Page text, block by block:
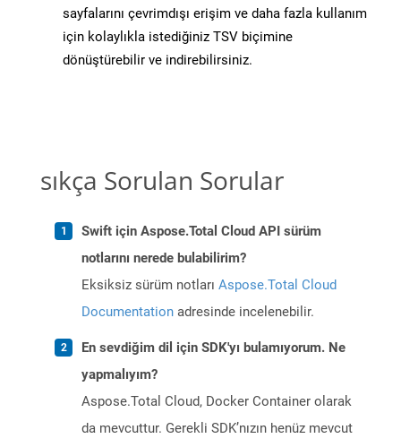
sayfalarını çevrimdışı erişim ve daha fazla kullanım
için kolaylıkla istediğiniz TSV biçimine
dönüştürebilir ve indirebilirsiniz.
sıkça Sorulan Sorular
Swift için Aspose.Total Cloud API sürüm
notlarını nerede bulabilirim?
Eksiksiz sürüm notları Aspose.Total Cloud
Documentation adresinde incelenebilir.
En sevdiğim dil için SDK'yı bulamıyorum. Ne
yapmalıyım?
Aspose.Total Cloud, Docker Container olarak
da mevcuttur. Gerekli SDK’nızın henüz mevcut